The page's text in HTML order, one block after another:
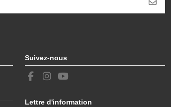
Suivez-nous
Lettre d'information